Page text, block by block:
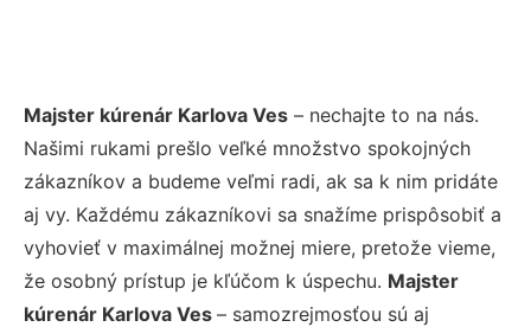
Majster kúrenár Karlova Ves – nechajte to na nás.
Našimi rukami prešlo veľké množstvo spokojných
zákazníkov a budeme veľmi radi, ak sa k nim pridáte
aj vy. Každému zákazníkovi sa snažíme prispôsobiť a
vyhovieť v maximálnej možnej miere, pretože vieme,
že osobný prístup je kľúčom k úspechu. Majster
kúrenár Karlova Ves – samozrejmosťou sú aj